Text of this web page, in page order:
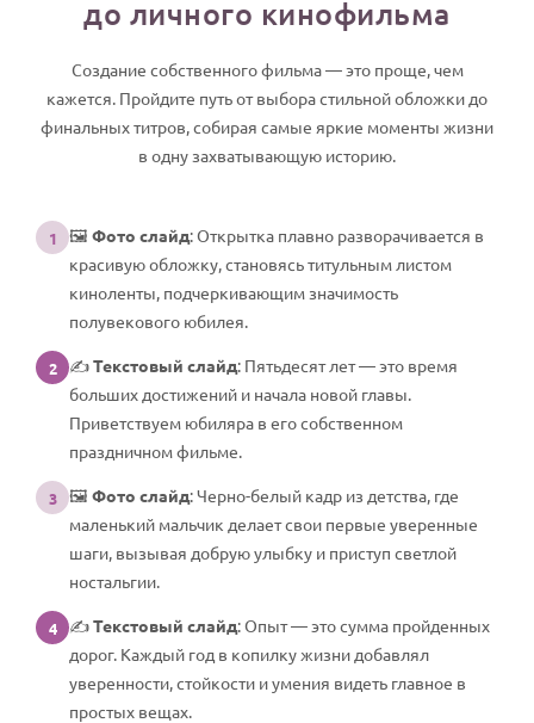
до личного кинофильма
Создание собственного фильма — это проще, чем
кажется. Пройдите путь от выбора стильной обложки до
финальных титров, собирая самые яркие моменты жизни
в одну захватывающую историю.
1 🖼️ Фото слайд: Открытка плавно разворачивается в
красивую обложку, становясь титульным листом
киноленты, подчеркивающим значимость
полувекового юбилея.
2 ✍️Текстовый слайд: Пятьдесят лет — это время
больших достижений и начала новой главы.
Приветствуем юбиляра в его собственном
праздничном фильме.
3 🖼️ Фото слайд: Черно-белый кадр из детства, где
маленький мальчик делает свои первые уверенные
шаги, вызывая добрую улыбку и приступ светлой
ностальгии.
4 ✍️Текстовый слайд: Опыт — это сумма пройденных
дорог. Каждый год в копилку жизни добавлял
уверенности, стойкости и умения видеть главное в
простых вещах.